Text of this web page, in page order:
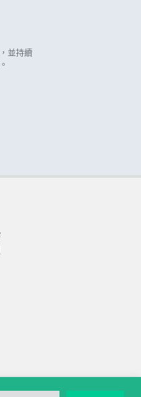
並持續